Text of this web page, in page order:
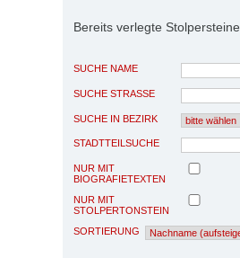
Bereits verlegte Stolpersteine
SUCHE NAME
SUCHE STRASSE
SUCHE IN BEZIRK
STADTTEILSUCHE
NUR MIT
BIOGRAFIETEXTEN
NUR MIT
STOLPERTONSTEIN
SORTIERUNG